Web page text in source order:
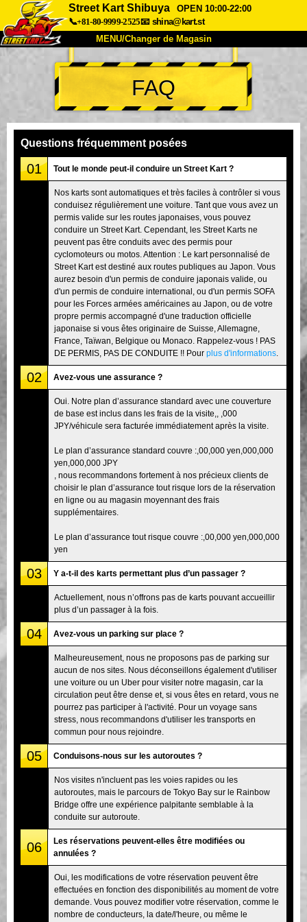
Street Kart Shibuya
OPEN 10:00-22:00
📞+81-80-9999-2525📧 shina@kart.st
MENU/Changer de Magasin
ACCUEIL
À Propos Caractéristiques Tarifs
Entreprise Réservation
Tokyo Shinagawa Tokyo Akihabara#1
Tokyo Akihabara#2 Tokyo Shibuya
Tokyo Shibuya Annexe Baie de Tokyo
Tokyo Asakusa Osaka
Okinawa
FAQ
Questions fréquemment posées
01 Tout le monde peut-il conduire un Street Kart ?
Nos karts sont automatiques et très faciles à contrôler si vous
conduisez régulièrement une voiture. Tant que vous avez un
permis valide sur les routes japonaises, vous pouvez
conduire un Street Kart. Cependant, les Street Karts ne
peuvent pas être conduits avec des permis pour
cyclomoteurs ou motos. Attention : Le kart personnalisé de
Street Kart est destiné aux routes publiques au Japon. Vous
aurez besoin d'un permis de conduire japonais valide, ou
d'un permis de conduire international, ou d'un permis SOFA
pour les Forces armées américaines au Japon, ou de votre
propre permis accompagné d'une traduction officielle
japonaise si vous êtes originaire de Suisse, Allemagne,
France, Taïwan, Belgique ou Monaco. Rappelez-vous ! PAS
DE PERMIS, PAS DE CONDUITE !! Pour plus d'informations
02 Avez-vous une assurance ?
Oui. Notre plan d’assurance standard avec une couverture
de base est inclus dans les frais de la visite,, ,000
JPY/véhicule sera facturée immédiatement après la visite.
Le plan d’assurance standard couvre :,00,000 yen,000,000
yen,000,000 JPY
, nous recommandons fortement à nos précieux clients de
choisir le plan d’assurance tout risque lors de la réservation
en ligne ou au magasin moyennant des frais
supplémentaires.
Le plan d’assurance tout risque couvre :,00,000 yen,000,000
yen
03 Y a-t-il des karts permettant plus d’un passager ?
Actuellement, nous n’offrons pas de karts pouvant accueillir
plus d’un passager à la fois.
04 Avez-vous un parking sur place ?
Malheureusement, nous ne proposons pas de parking sur
aucun de nos sites. Nous déconseillons également d'utiliser
une voiture ou un Uber pour visiter notre magasin, car la
circulation peut être dense et, si vous êtes en retard, vous ne
pourrez pas participer à l'activité. Pour un voyage sans
stress, nous recommandons d'utiliser les transports en
commun pour nous rejoindre.
05 Conduisons-nous sur les autoroutes ?
Nos visites n'incluent pas les voies rapides ou les
autoroutes, mais le parcours de Tokyo Bay sur le Rainbow
Bridge offre une expérience palpitante semblable à la
conduite sur autoroute.
06
Les réservations peuvent-elles être modifiées ou
annulées ?
Oui, les modifications de votre réservation peuvent être
effectuées en fonction des disponibilités au moment de votre
demande. Vous pouvez modifier votre réservation, comme le
nombre de conducteurs, la date/l'heure, ou même le